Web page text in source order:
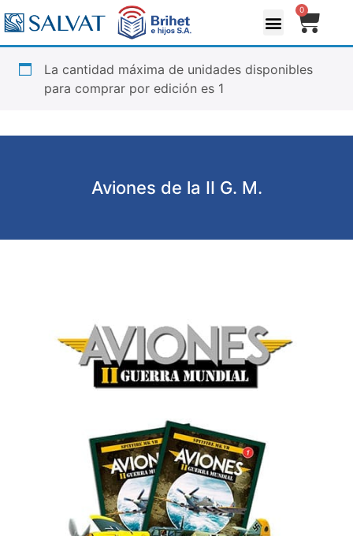
0
La cantidad máxima de unidades disponibles
para comprar por edición es 1
Aviones de la II G. M.